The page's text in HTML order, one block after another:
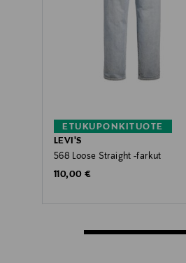
ETUKUPONKITUOTE
LEVI'S
568 Loose Straight -farkut
Original Price
110,00 €